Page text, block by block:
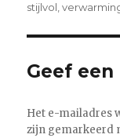
stijlvol ,
Geef
Het e-mailadres
zijn gemarkeerd